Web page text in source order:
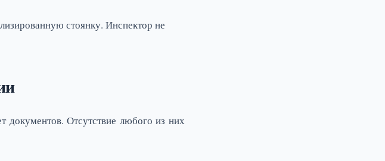
стоянку. Инспектор не
Отсутствие любого из них